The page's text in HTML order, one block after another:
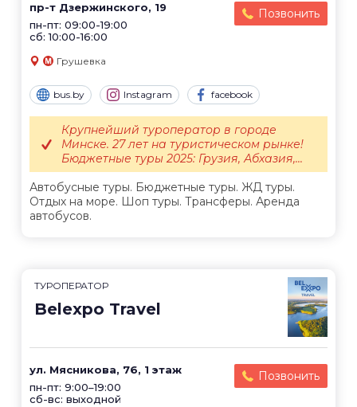
пр-т Дзержинского, 19
пн-пт: 09:00-19:00
сб: 10:00-16:00
Позвонить
Грушевка
bus.by Instagram facebook
Автобусные туры. Бюджетные туры. ЖД туры.
Отдых на море. Шоп туры. Трансферы. Аренда
автобусов.
Крупнейший туроператор в городе
Минске. 27 лет на туристическом рынке!
Бюджетные туры 2025: Грузия, Абхазия,...
ТУРОПЕРАТОР
Belexpo Travel
ул. Мясникова, 76, 1 этаж
пн-пт: 9:00–19:00
сб-вс: выходной
Позвонить